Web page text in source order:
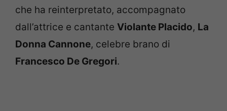
che ha reinterpretato, accompagnato
dall’attrice e cantante Violante Placido, La
Donna Cannone, celebre brano di
Francesco De Gregori.